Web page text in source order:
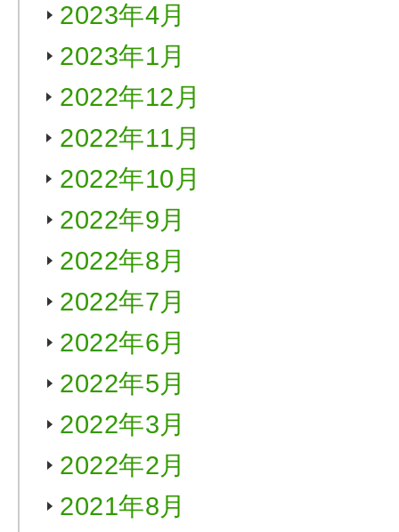
2023年4月
2023年1月
2022年12月
2022年11月
2022年10月
2022年9月
2022年8月
2022年7月
2022年6月
2022年5月
2022年3月
2022年2月
2021年8月